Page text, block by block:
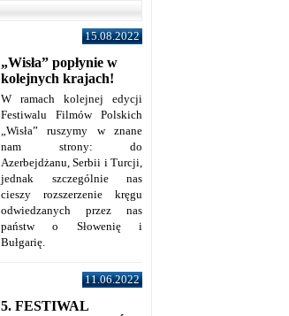
15.08.2022
„Wisła” popłynie w
kolejnych krajach!
W ramach kolejnej edycji
Festiwalu Filmów Polskich
„Wisła” ruszymy w znane
nam strony: do
Azerbejdżanu, Serbii i Turcji,
jednak szczególnie nas
cieszy rozszerzenie kręgu
odwiedzanych przez nas
państw o Słowenię i
Bułgarię.
11.06.2022
5. FESTIWAL